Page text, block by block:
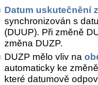
Datum uskutečnění
synchronizován s
(DUUP). Při změně
změna DUZP.
DUZP mělo vliv na
automaticky ke
které datumově